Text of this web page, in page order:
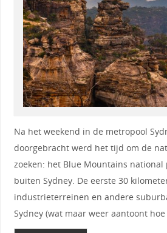
Na het weekend in de metropool
doorgebracht werd het tijd om de
zoeken: het Blue Mountains national
buiten Sydney. De eerste 30
industrieterreinen en andere
Sydney (wat maar weer aantoont hoe